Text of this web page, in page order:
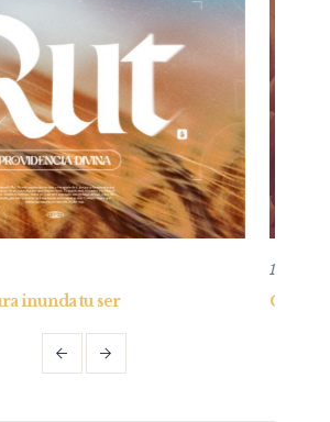
Confianza en la oscuridad y consejo al